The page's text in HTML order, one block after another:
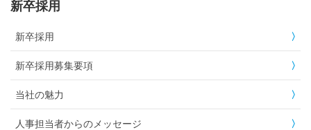
新卒採用
新卒採用
新卒採用募集要項
当社の魅力
人事担当者からのメッセージ